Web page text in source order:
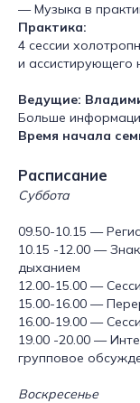
— Музыка в
Практика:
4 сессии
и ассистирующего
Ведущие:
Больше
Время начала
Расписание
Суббота
09.50-10.15 —
10.15 -12.00 —
дыханием
12.00-15.00 —
15.00-16.00 —
16.00-19.00 —
19.00 -20.00 —
групповое
Воскресенье